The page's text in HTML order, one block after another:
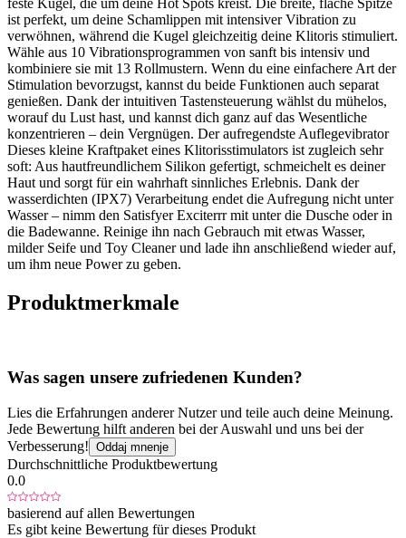
ist perfekt, um deine Schamlippen mit intensiver Vibration zu
verwöhnen, während die Kugel gleichzeitig deine Klitoris stimuliert.
Wähle aus 10 Vibrationsprogrammen von sanft bis intensiv und
kombiniere sie mit 13 Rollmustern. Wenn du eine einfachere Art der
Stimulation bevorzugst, kannst du beide Funktionen auch separat
genießen. Dank der intuitiven Tastensteuerung wählst du mühelos,
worauf du Lust hast, und kannst dich ganz auf das Wesentliche
konzentrieren – dein Vergnügen. Der aufregendste Auflegevibrator
Dieses kleine Kraftpaket eines Klitorisstimulators ist zugleich sehr
soft: Aus hautfreundlichem Silikon gefertigt, schmeichelt es deiner
Haut und sorgt für ein wahrhaft sinnliches Erlebnis. Dank der
wasserdichten (IPX7) Verarbeitung endet die Aufregung nicht unter
Wasser – nimm den Satisfyer Exciterrr mit unter die Dusche oder in
die Badewanne. Reinige ihn nach Gebrauch mit etwas Wasser,
milder Seife und Toy Cleaner und lade ihn anschließend wieder auf,
um ihm neue Power zu geben.
Produktmerkmale
Was sagen unsere zufriedenen Kunden?
Lies die Erfahrungen anderer Nutzer und teile auch deine Meinung.
Jede Bewertung hilft anderen bei der Auswahl und uns bei der
Verbesserung! Oddaj mnenje
Durchschnittliche Produktbewertung
0.0
basierend auf allen Bewertungen
Es gibt keine Bewertung für dieses Produkt